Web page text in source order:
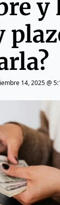
y
14, 2025 @